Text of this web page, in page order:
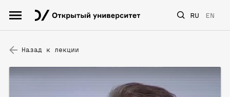
RU EN
Назад к лекции